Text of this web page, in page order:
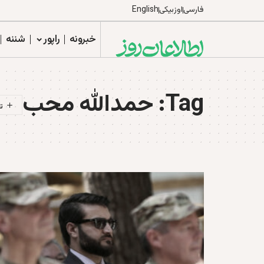
فارسیاوزبیکیEnglish
خبرونه راپور شننه
Tag: حمدالله محب